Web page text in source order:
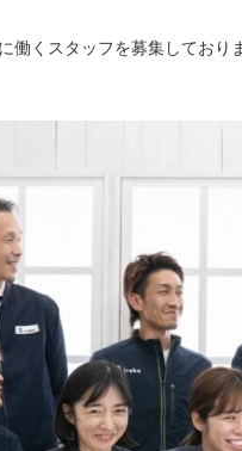
働くスタッフを募集しており